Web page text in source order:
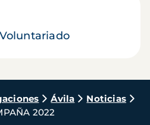
Ávila
Noticias
2022